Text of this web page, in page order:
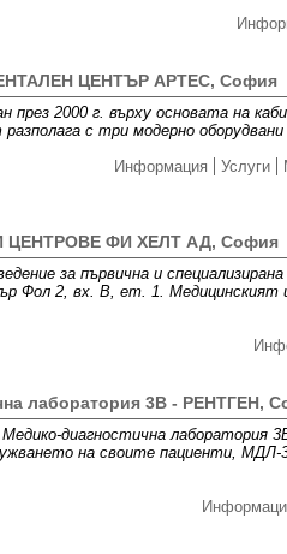
ЦЕНТЪР АРТЕС, София
2000 г. върху основата на
с три модерно
Информация
Услуги
ЦЕНТРОВЕ ФИ ХЕЛТ АД, София
за първична и
Фол 2, вх. В, ет. 1. Медицинският
лаборатория 3В - РЕНТГЕН,
Медико-диагностична лаборатория
на своите пациенти,